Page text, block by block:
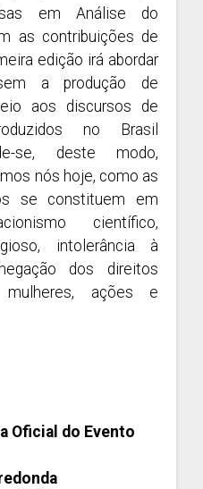
em Análise do
as contribuições de
edição irá abordar
a produção de
aos discursos de
no Brasil
se, deste modo,
nós hoje, como as
se constituem em
científico,
intolerância à
dos direitos
mulheres, ações e
Oficial do Evento